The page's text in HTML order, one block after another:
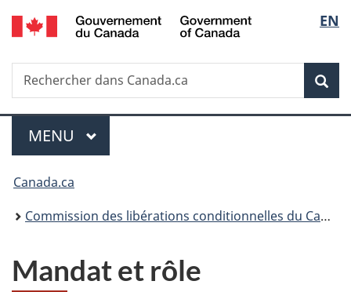
Passer
au
principal
Passer
à
Au
du
Passer
au
de
section
Passer
à
version
simplifiée
de
la
EN
Recherche
Rechercher
dans
Menu
MENU PRINCIPAL
Vous
êtes
Canada.ca
Commission des libérations conditionnelles du Canada
Mandat et rôle